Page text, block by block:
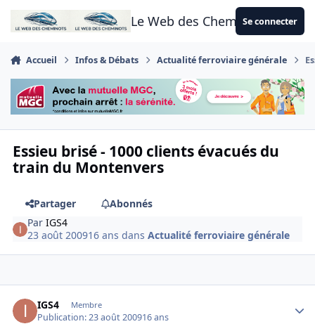
Aller au contenu
Le Web des CheminotsSe connecter
Accueil Infos & Débats Actualité ferroviaire générale
Essieu brisé - 1000 clients évacués du
train du Montenvers
Partager
Abonnés
ParIGS4
23 août 200916 ans dansActualité ferroviaire générale
IGS4 Membre
Publication:23 août 200916 ans